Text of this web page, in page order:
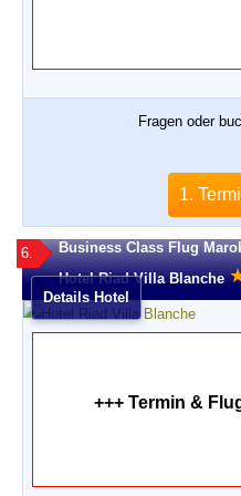
Fragen oder
1.
6.
Business Class Flug
Hotel Riad Villa Blanche
Details Hotel
+++ Termin &